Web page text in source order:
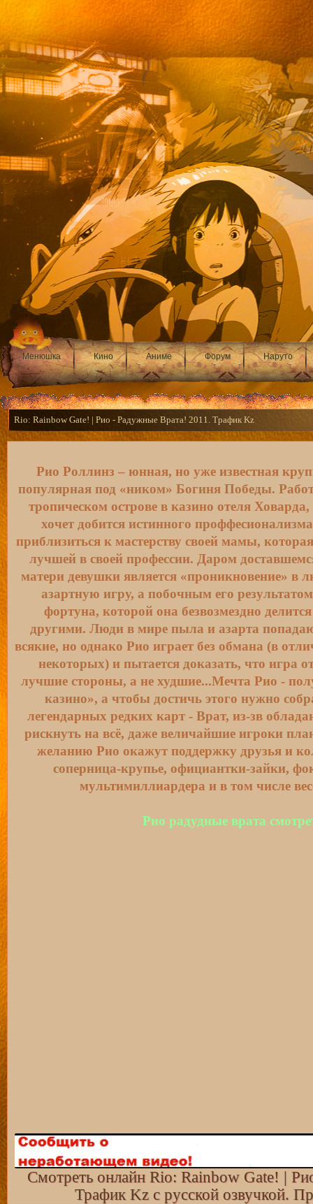
Менюшка Кино Аниме Форум Наруто
Rio: Rainbow Gate! | Рио - Радужные Врата! 2011. Трафик Kz
Рио Роллинз – юнная, но уже известная
популярная под «ником» Богиня Победы.
тропическом острове в казино отеля
хочет добится истинного
приблизиться к мастерству своей мамы,
лучшей в своей профессии. Даром
матери девушки является «проникновение» в
азартную игру, а побочным его
фортуна, которой она безвозмездно делится
другими. Люди в мире пыла и азарта
всякие, но однако Рио играет без обмана (в
некоторых) и пытается доказать, что игра
лучшие стороны, а не худшие...Мечта Рио -
казино», а чтобы достичь этого нужно
легендарных редких карт - Врат, из-зв
рискнуть на всё, даже величайшие игроки
желанию Рио окажут поддержку друзья и
соперница-крупье, официантки-зайки,
мультимиллиардера и в том числе
Рио радудные врата
Смотреть онлайн Rio: Rainbow Gate! |
Трафик Kz с русской озвучкой.